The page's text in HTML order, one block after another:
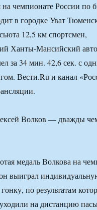
на чемпионате России по
в городке Уват
12,5 км спортсмен,
Ханты-Мансийский
за 34 мин. 42,6 сек. с
Вести.Ru и канал
медаль Волкова на
выиграл
по результатам
на дистанцию